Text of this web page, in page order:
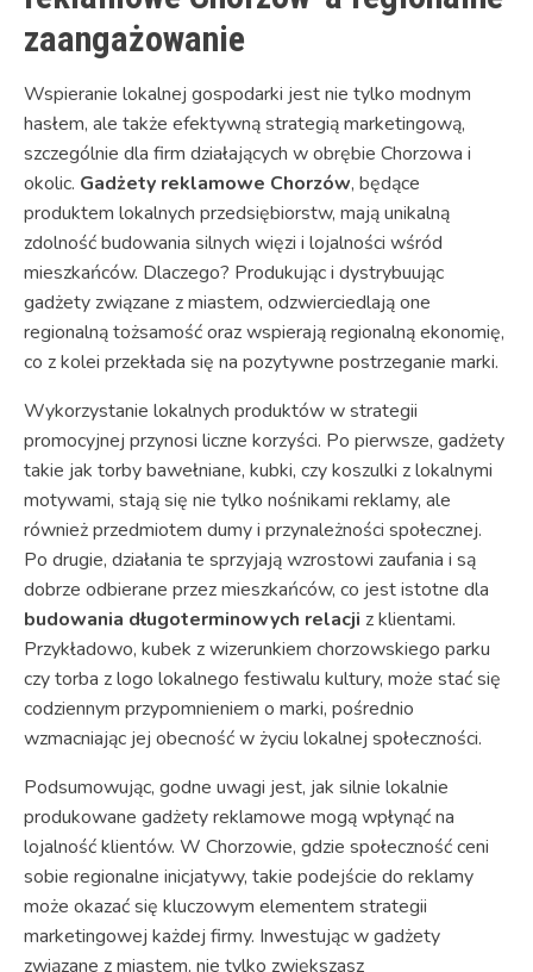
zaangażowanie
Wspieranie lokalnej gospodarki jest nie tylko modnym
hasłem, ale także efektywną strategią marketingową,
szczególnie dla firm działających w obrębie Chorzowa i
okolic. Gadżety reklamowe Chorzów, będące
produktem lokalnych przedsiębiorstw, mają unikalną
zdolność budowania silnych więzi i lojalności wśród
mieszkańców. Dlaczego? Produkując i dystrybuując
gadżety związane z miastem, odzwierciedlają one
regionalną tożsamość oraz wspierają regionalną ekonomię,
co z kolei przekłada się na pozytywne postrzeganie marki.
Wykorzystanie lokalnych produktów w strategii
promocyjnej przynosi liczne korzyści. Po pierwsze, gadżety
takie jak torby bawełniane, kubki, czy koszulki z lokalnymi
motywami, stają się nie tylko nośnikami reklamy, ale
również przedmiotem dumy i przynależności społecznej.
Po drugie, działania te sprzyjają wzrostowi zaufania i są
dobrze odbierane przez mieszkańców, co jest istotne dla
budowania długoterminowych relacji z klientami.
Przykładowo, kubek z wizerunkiem chorzowskiego parku
czy torba z logo lokalnego festiwalu kultury, może stać się
codziennym przypomnieniem o marki, pośrednio
wzmacniając jej obecność w życiu lokalnej społeczności.
Podsumowując, godne uwagi jest, jak silnie lokalnie
produkowane gadżety reklamowe mogą wpłynąć na
lojalność klientów. W Chorzowie, gdzie społeczność ceni
sobie regionalne inicjatywy, takie podejście do reklamy
może okazać się kluczowym elementem strategii
marketingowej każdej firmy. Inwestując w gadżety
związane z miastem, nie tylko zwiększasz